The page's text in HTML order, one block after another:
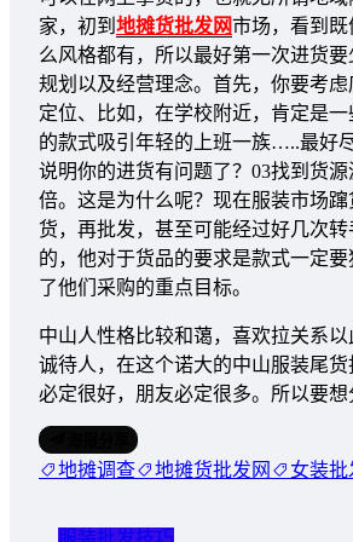
家，初到 地摊货批发网市场，看到
么风格都有，所以最好第一次进货
规划以及经营理念。首先，你要考
定位、比如，在学校附近，肯定是
的款式吸引年轻的上班一族…..最好
说明你的进货有问题了？03找到货
倍。这是为什么呢？现在服装市场
货，再批发，甚至可能经过好几次
的，他对于货品的要求是款式一定
了他们采购的重点目标。
中山人性格比较和蔼，喜欢拉关系
诚待人，在这个诺大的中山服装尾
必定很好，朋友必定很多。所以要
地摊调查 地摊货批发网 女装批
服装批发技巧